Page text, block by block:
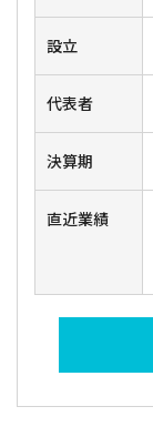
設立
代表者
決算期
直近業績